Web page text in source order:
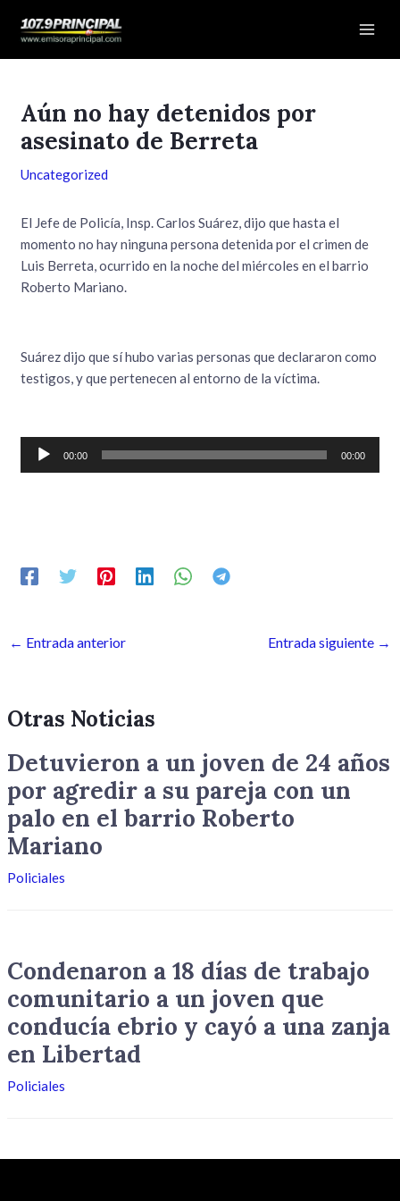
Aún no hay detenidos por
asesinato de Berreta
Uncategorized
El Jefe de Policía, Insp. Carlos Suárez, dijo que hasta el
momento no hay ninguna persona detenida por el crimen de
Luis Berreta, ocurrido en la noche del miércoles en el barrio
Roberto Mariano.
Suárez dijo que sí hubo varias personas que declararon como
testigos, y que pertenecen al entorno de la víctima.
Reproductor
00:00 00:00
de
← Entrada anterior Entrada siguiente →
Otras Noticias
Detuvieron a un joven de 24 años
por agredir a su pareja con un
palo en el barrio Roberto
Mariano
Policiales
Condenaron a 18 días de trabajo
comunitario a un joven que
conducía ebrio y cayó a una zanja
en Libertad
Policiales